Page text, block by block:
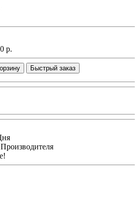
р.
Быстрый заказ